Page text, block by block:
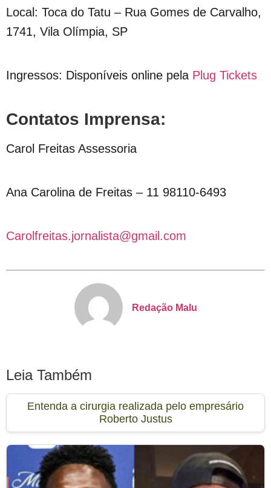
Local: Toca do Tatu – Rua Gomes de Carvalho,
1741, Vila Olímpia, SP
Ingressos: Disponíveis online pela Plug Tickets
Contatos Imprensa:
Carol Freitas Assessoria
Ana Carolina de Freitas – 11 98110-6493
Carolfreitas.jornalista@gmail.com
Redação Malu
Leia Também
Entenda a cirurgia realizada pelo empresário
Roberto Justus